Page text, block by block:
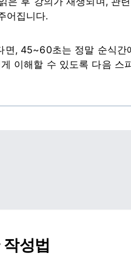
어집니다.
면, 45~60초는 정말 순식
이해할 수 있도록 다음
성법